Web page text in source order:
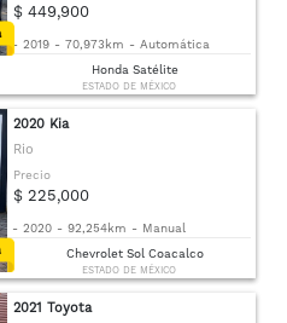
$ 449,900
- 2019 - 70,973km - Automática
Honda Satélite
ESTADO DE MÉXICO
2020 Kia
Rio
Precio
$ 225,000
- 2020 - 92,254km - Manual
Chevrolet Sol Coacalco
ESTADO DE MÉXICO
2021 Toyota